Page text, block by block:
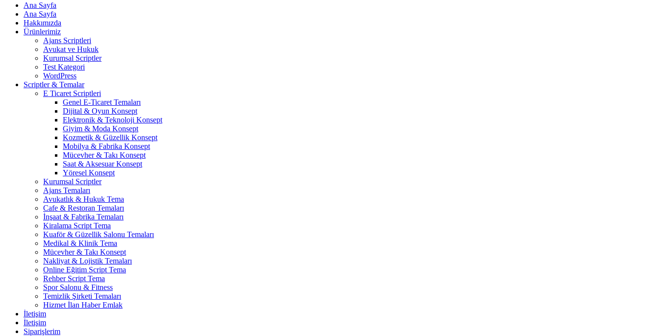
Ana Sayfa
Ana Sayfa
Hakkımızda
Ürünlerimiz
Ajans Scriptleri
Avukat ve Hukuk
Kurumsal Scriptler
Test Kategori
WordPress
Scriptler & Temalar
E Ticaret Scriptleri
Genel E-Ticaret Temaları
Dijital & Oyun Konsept
Elektronik & Teknoloji Konsept
Giyim & Moda Konsept
Kozmetik & Güzellik Konsept
Mobilya & Fabrika Konsept
Mücevher & Takı Konsept
Saat & Aksesuar Konsept
Yöresel Konsept
Kurumsal Scriptler
Ajans Temaları
Avukatlık & Hukuk Tema
Cafe & Restoran Temaları
İnşaat & Fabrika Temaları
Kiralama Script Tema
Kuaför & Güzellik Salonu Temaları
Medikal & Klinik Tema
Mücevher & Takı Konsept
Nakliyat & Lojistik Temaları
Online Eğitim Script Tema
Rehber Script Tema
Spor Salonu & Fitness
Temizlik Şirketi Temaları
Hizmet İlan Haber Emlak
İletişim
İletişim
Siparişlerim